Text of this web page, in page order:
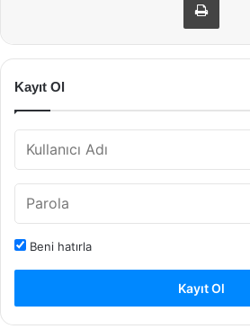
Kayıt Ol
Beni hatırla
Kayıt Ol